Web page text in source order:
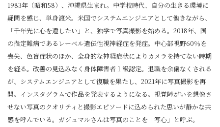
1983年（昭和58）、沖縄県生まれ。中学校時代、自分の生きる環境に
疑問を感じ、単身渡米。米国でシステムエンジニアとして働きながら、
「千年先に心を遺したい」と、独学で写真撮影を始める。2018年、国
の指定難病であるレーベル遺伝性視神経症を発症。中心部視野60％を
喪失、色盲症状のほか、全身的な神経症状によりカメラを持てない時期
を経る。改善の見込みなく身体障害者１級認定。退職を余儀なくされる
が、システムエンジニアとして復職を果たし、2021年に写真撮影を再
開。インスタグラムで作品を発表するようになる。視覚障がいを想像さ
せない写真のクオリティと撮影エピソードに込められた思いが静かな共
感を呼んでいる。ガジュマルさんは写真のことを「写心」と呼ぶ。